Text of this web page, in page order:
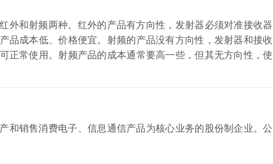
外和射频两种。红外的产品有方向性，发射器必须对准接收
品成本低、价格便宜。射频的产品没有方向性，发射器和接
正常使用。射频产品的成本通常要高一些，但其无方向性，
和销售消费电子、信息通信产品为核心业务的股份制企业。